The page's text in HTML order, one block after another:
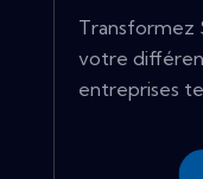
Transformez
votre
entreprises